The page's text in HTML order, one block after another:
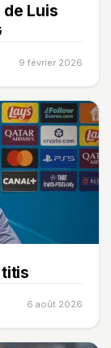
Luis
9 février 2026
6 août 2026